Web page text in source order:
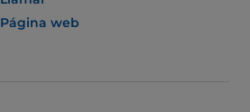
Página web